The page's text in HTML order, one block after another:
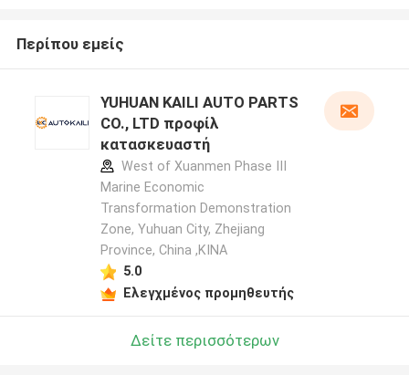
Περίπου εμείς
YUHUAN KAILI AUTO PARTS
CO., LTD προφίλ
κατασκευαστή
West of Xuanmen Phase III
Marine Economic
Transformation Demonstration
Zone, Yuhuan City, Zhejiang
Province, China ,ΚΙΝΑ
5.0
Ελεγχμένος προμηθευτής
Δείτε περισσότερων